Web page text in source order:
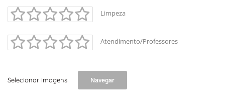
Limpeza
Atendimento/Professores
Selecionar imagens Navegar